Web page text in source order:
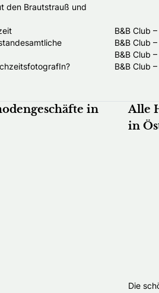
den Brautstrauß und
B&B Club
B&B Club
B&B Club
B&B Club
in
Alle
in
Die